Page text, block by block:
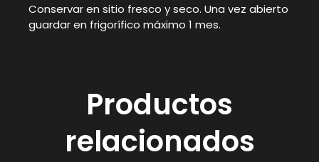
Conservar en sitio fresco y seco. Una vez abierto
guardar en frigorífico máximo 1 mes.
Productos
relacionados